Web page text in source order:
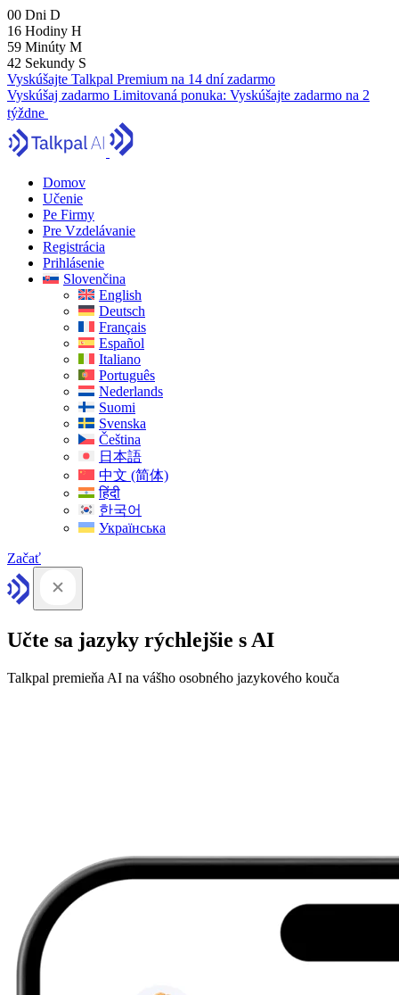
00 Dni D
16 Hodiny H
59 Minúty M
41 Sekundy S
Vyskúšajte Talkpal Premium na 14 dní zadarmo
Vyskúšaj zadarmo Limitovaná ponuka: Vyskúšajte zadarmo na 2
týždne
Domov
Učenie
Pe Firmy
Pre Vzdelávanie
Registrácia
Prihlásenie
Slovenčina
English
Deutsch
Français
Español
Italiano
Português
Nederlands
Suomi
Svenska
Čeština
日本語
中文 (简体)
हिंदी
한국어
Українська
Začať
Učte sa jazyky rýchlejšie s AI
Talkpal premieňa AI na vášho osobného jazykového kouča